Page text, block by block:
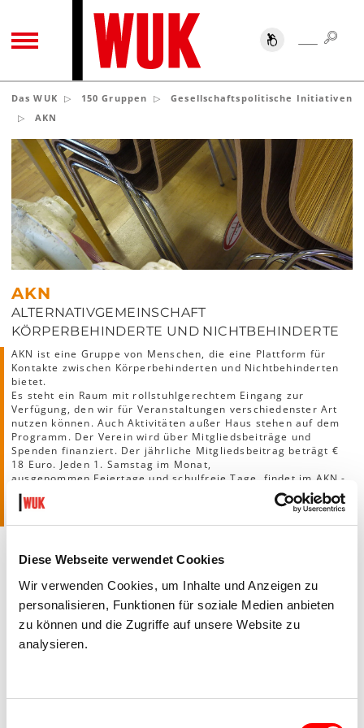
Diese Webseite verwendet Cookies
Wir verwenden Cookies, um Inhalte und Anzeigen zu
personalisieren, Funktionen für soziale Medien anbieten
zu können und die Zugriffe auf unsere Website zu
analysieren.
TOGGLE NAVIGATION SUCHE
Das WUK 150 Gruppen
Gesellschaftspolitische Initiativen
AKN
AKN
ALTERNATIVGEMEINSCHAFT
KÖRPERBEHINDERTE UND NICHTBEHINDERTE
AKN ist eine Gruppe von Menschen, die eine Plattform für
Kontakte zwischen Körperbehinderten und Nichtbehinderten
bietet.
Es steht ein Raum mit rollstuhlgerechtem Eingang zur
Verfügung, den wir für Veranstaltungen verschiedenster Art
nutzen können. Auch Aktivitäten außer Haus stehen auf dem
Programm. Der Verein wird über Mitgliedsbeiträge und
Spenden finanziert. Der jährliche Mitgliedsbeitrag beträgt €
18 Euro. Jeden 1. Samstag im Monat,
ausgenommen Feiertage und schulfreie Tage, findet im AKN -
Raum von 16:00 Uhr bis 17:00 Uhr eine Informationsstunde
statt. Der Barrierefreie Eingang befindet sich in der